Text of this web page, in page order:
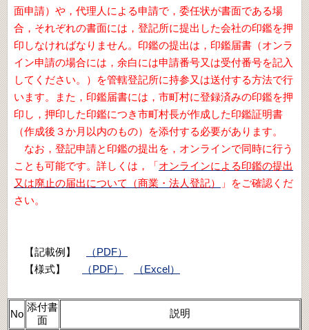
面申請）や，代理人による申請で，委任状が書面である場
合，それぞれの書面には，登記所に提出した会社の印鑑を押
印しなければなりません。印鑑の提出は，印鑑届書（オンラ
イン申請の場合には，余白には申請番号又は受付番号を記入
してください。）を管轄登記所に持参又は送付する方法で行
います。また，印鑑届書には，市町村に登録済みの印鑑を押
印し，押印した印鑑につき市町村長が作成した印鑑証明書
（作成後３か月以内のもの）を添付する必要があります。
なお，登記申請と印鑑の提出を，オンラインで同時に行う
ことも可能です。詳しくは，「オンラインによる印鑑の提出
又は廃止の届出について（商業・法人登記）
」をご確認くだ
さい。
【記載例】
（PDF）
【様式】
（PDF） （Excel）
No
添付書
面
説明